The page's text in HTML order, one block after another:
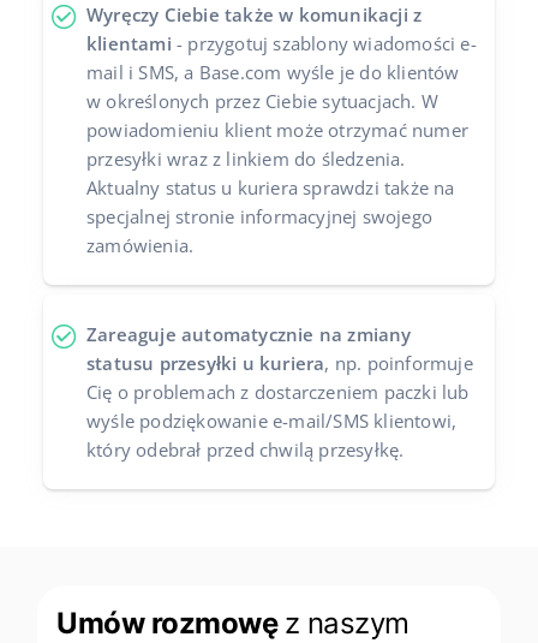
Wyręczy Ciebie także w komunikacji z
klientami - przygotuj szablony wiadomości e-
mail i SMS, a Base.com wyśle je do klientów
w określonych przez Ciebie sytuacjach. W
powiadomieniu klient może otrzymać numer
przesyłki wraz z linkiem do śledzenia.
Aktualny status u kuriera sprawdzi także na
specjalnej stronie informacyjnej swojego
zamówienia.
Zareaguje automatycznie na zmiany
statusu przesyłki u kuriera, np. poinformuje
Cię o problemach z dostarczeniem paczki lub
wyśle podziękowanie e-mail/SMS klientowi,
który odebrał przed chwilą przesyłkę.
Umów rozmowę z naszym